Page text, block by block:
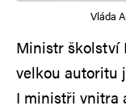
Vláda
Ministr školství
velkou autoritu
I ministři vnitra